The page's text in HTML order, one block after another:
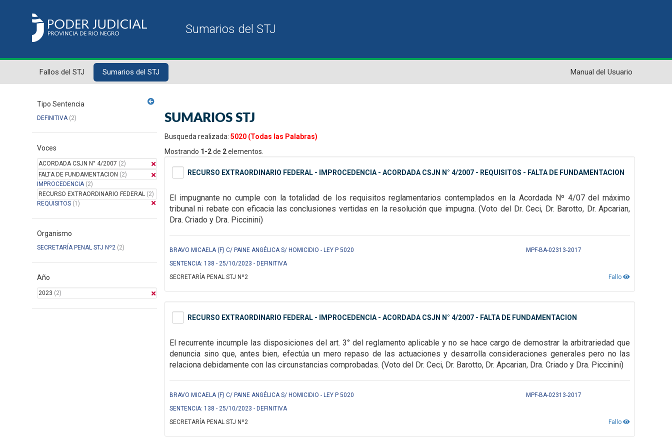
Fallos del STJ Sumarios del STJ Manual del Usuario
Tipo Sentencia
DEFINITIVA(2)
Voces
ACORDADA CSJN N° 4/2007 (2)
FALTA DE FUNDAMENTACION (2)
IMPROCEDENCIA(2)
RECURSO EXTRAORDINARIO FEDERAL (2)
REQUISITOS (1)
Organismo
SECRETARÍA PENAL STJ Nº2 (2)
Año
2023 (2)
SUMARIOS STJ
Busqueda realizada: 5020 (Todas las Palabras)
Mostrando 1-2de 2elementos.
RECURSO EXTRAORDINARIO FEDERAL - IMPROCEDENCIA - ACORDADA CSJN N° 4/2007 - REQUISITOS - FALTA DE FUNDAMENTACION
El impugnante no cumple con la totalidad de los requisitos reglamentarios contemplados en laAcordada Nº 4/07 del máximo
tribunal ni rebate con eficacia las conclusiones vertidas en la resolución que impugna.(Voto del Dr. Ceci, Dr. Barotto, Dr. Apcarian,
Dra. Criado y Dra. Piccinini)
BRAVO MICAELA (F) C/ PAINE ANGÉLICA S/ HOMICIDIO - LEY P 5020
MPF-BA-02313-2017
SENTENCIA: 138 - 25/10/2023 - DEFINITIVA
Fallo
SECRETARÍA PENAL STJ Nº2
RECURSO EXTRAORDINARIO FEDERAL - IMPROCEDENCIA - ACORDADA CSJN N° 4/2007 - FALTA DE FUNDAMENTACION
El recurrente incumple las disposiciones del art. 3° del reglamento aplicable y no se hace cargo de demostrar la arbitrariedad que
denuncia sino que, antes bien, efectúa un mero repaso de las actuaciones y desarrolla consideraciones generales pero no las
relaciona debidamente con las circunstancias comprobadas. (Voto del Dr. Ceci, Dr. Barotto, Dr. Apcarian, Dra. Criado y Dra. Piccinini)
BRAVO MICAELA (F) C/ PAINE ANGÉLICA S/ HOMICIDIO - LEY P 5020
MPF-BA-02313-2017
SENTENCIA: 138 - 25/10/2023 - DEFINITIVA
Fallo
SECRETARÍA PENAL STJ Nº2